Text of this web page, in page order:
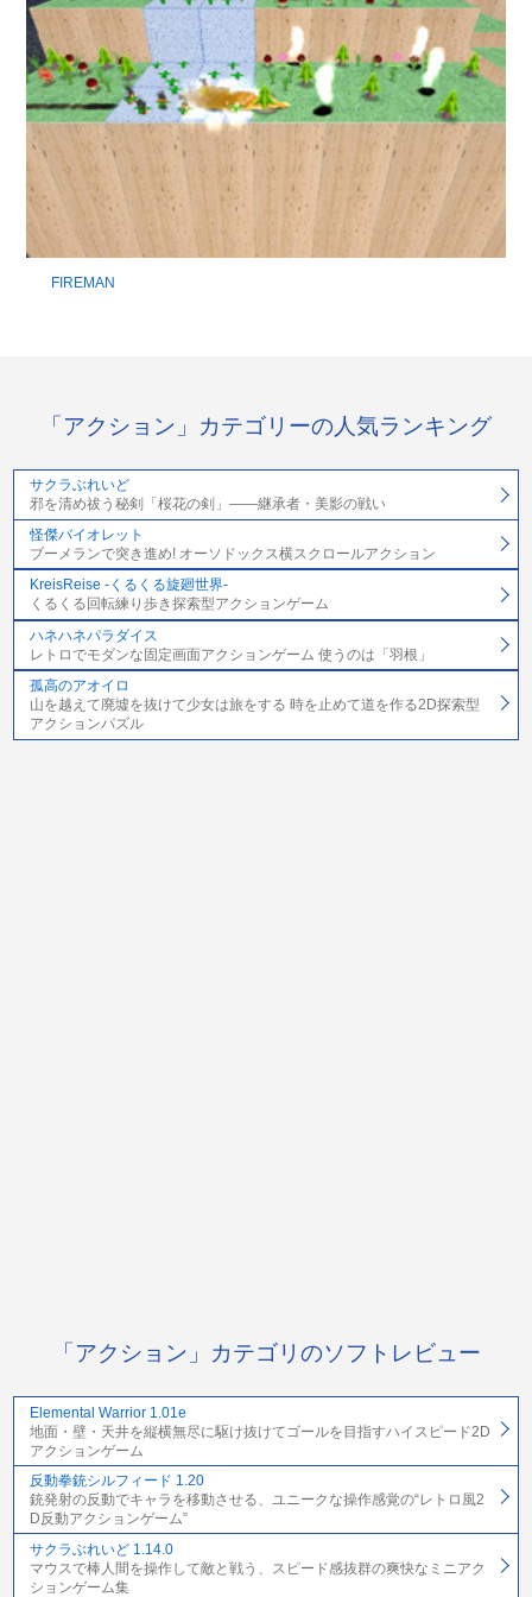
FIREMAN
「アクション」カテゴリーの人気ランキング
サクラぶれいど
邪を清め祓う秘剣「桜花の剣」――継承者・美影の戦い
怪傑バイオレット
ブーメランで突き進め! オーソドックス横スクロールアクション
KreisReise -くるくる旋廻世界-
くるくる回転練り歩き探索型アクションゲーム
ハネハネパラダイス
レトロでモダンな固定画面アクションゲーム 使うのは「羽根」
孤高のアオイロ
山を越えて廃墟を抜けて少女は旅をする 時を止めて道を作る2D探索型
アクションパズル
「アクション」カテゴリのソフトレビュー
Elemental Warrior 1.01e
地面・壁・天井を縦横無尽に駆け抜けてゴールを目指すハイスピード2D
アクションゲーム
反動拳銃シルフィード 1.20
銃発射の反動でキャラを移動させる、ユニークな操作感覚の“レトロ風2
D反動アクションゲーム”
サクラぶれいど 1.14.0
マウスで棒人間を操作して敵と戦う、スピード感抜群の爽快なミニアク
ションゲーム集